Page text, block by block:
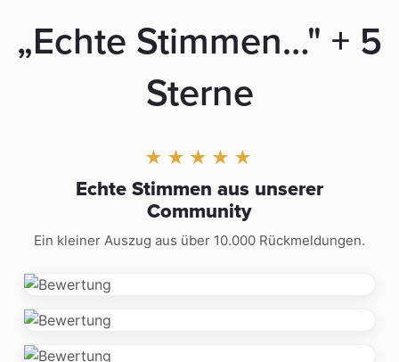
„Echte Stimmen…" + 5
Sterne
★★★★★
Echte Stimmen aus unserer
Community
Ein kleiner Auszug aus über 10.000 Rückmeldungen.